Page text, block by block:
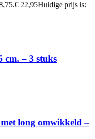
€ 22,95Huidige prijs is:
cm. – 3 stuks
long omwikkeld –